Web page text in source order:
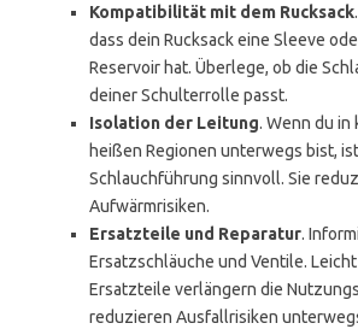
Kompatibilität mit dem Rucksack
dass dein Rucksack eine Sleeve
Reservoir hat. Überlege, ob die
deiner Schulterrolle passt.
Isolation der Leitung. Wenn du in
heißen Regionen unterwegs bist,
Schlauchführung sinnvoll. Sie
Aufwärmrisiken.
Ersatzteile und Reparatur.
Ersatzschläuche und Ventile.
Ersatzteile verlängern die
reduzieren Ausfallrisiken